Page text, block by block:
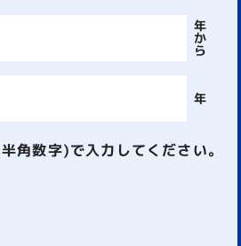
年
か
ら
年
角数字)で入力してください。